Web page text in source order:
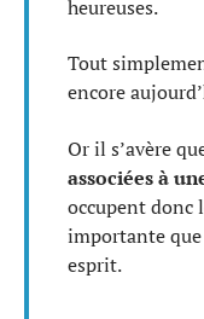
heureuses.
Tout
encore
Or il s’avère
associées à
occupent donc
importante
esprit.